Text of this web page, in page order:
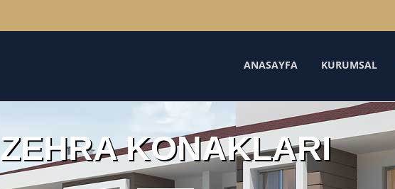
ANASAYFA KURUMSAL
ZEHRA KONAKLARI